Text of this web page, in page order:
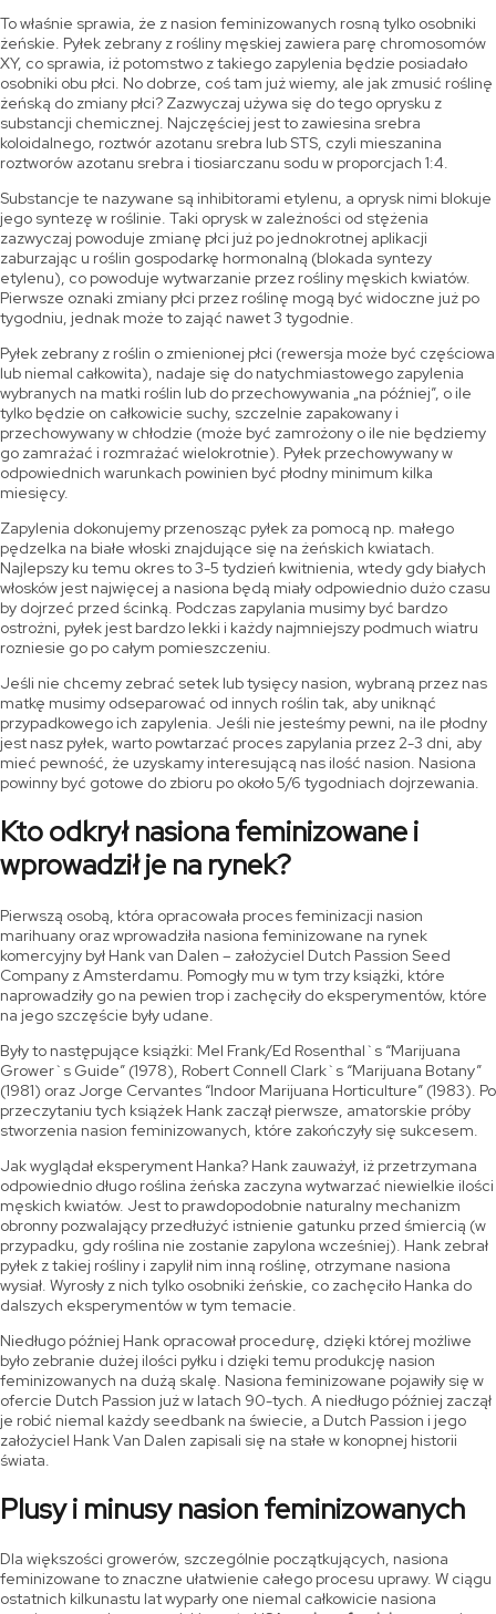
To właśnie sprawia, że z nasion feminizowanych rosną tylko osobniki
żeńskie. Pyłek zebrany z rośliny męskiej zawiera parę chromosomów
XY, co sprawia, iż potomstwo z takiego zapylenia będzie posiadało
osobniki obu płci. No dobrze, coś tam już wiemy, ale jak zmusić roślinę
żeńską do zmiany płci? Zazwyczaj używa się do tego oprysku z
substancji chemicznej. Najczęściej jest to zawiesina srebra
koloidalnego, roztwór azotanu srebra lub STS, czyli mieszanina
roztworów azotanu srebra i tiosiarczanu sodu w proporcjach 1:4.
Substancje te nazywane są inhibitorami etylenu, a oprysk nimi blokuje
jego syntezę w roślinie. Taki oprysk w zależności od stężenia
zazwyczaj powoduje zmianę płci już po jednokrotnej aplikacji
zaburzając u roślin gospodarkę hormonalną (blokada syntezy
etylenu), co powoduje wytwarzanie przez rośliny męskich kwiatów.
Pierwsze oznaki zmiany płci przez roślinę mogą być widoczne już po
tygodniu, jednak może to zająć nawet 3 tygodnie.
Pyłek zebrany z roślin o zmienionej płci (rewersja może być częściowa
lub niemal całkowita), nadaje się do natychmiastowego zapylenia
wybranych na matki roślin lub do przechowywania „na później”, o ile
tylko będzie on całkowicie suchy, szczelnie zapakowany i
przechowywany w chłodzie (może być zamrożony o ile nie będziemy
go zamrażać i rozmrażać wielokrotnie). Pyłek przechowywany w
odpowiednich warunkach powinien być płodny minimum kilka
miesięcy.
Zapylenia dokonujemy przenosząc pyłek za pomocą np. małego
pędzelka na białe włoski znajdujące się na żeńskich kwiatach.
Najlepszy ku temu okres to 3-5 tydzień kwitnienia, wtedy gdy białych
włosków jest najwięcej a nasiona będą miały odpowiednio dużo czasu
by dojrzeć przed ścinką. Podczas zapylania musimy być bardzo
ostrożni, pyłek jest bardzo lekki i każdy najmniejszy podmuch wiatru
rozniesie go po całym pomieszczeniu.
Jeśli nie chcemy zebrać setek lub tysięcy nasion, wybraną przez nas
matkę musimy odseparować od innych roślin tak, aby uniknąć
przypadkowego ich zapylenia. Jeśli nie jesteśmy pewni, na ile płodny
jest nasz pyłek, warto powtarzać proces zapylania przez 2-3 dni, aby
mieć pewność, że uzyskamy interesującą nas ilość nasion. Nasiona
powinny być gotowe do zbioru po około 5/6 tygodniach dojrzewania.
Kto odkrył nasiona feminizowane i
wprowadził je na rynek?
Pierwszą osobą, która opracowała proces feminizacji nasion
marihuany oraz wprowadziła nasiona feminizowane na rynek
komercyjny był Hank van Dalen – założyciel Dutch Passion Seed
Company z Amsterdamu. Pomogły mu w tym trzy książki, które
naprowadziły go na pewien trop i zachęciły do eksperymentów, które
na jego szczęście były udane.
Były to następujące książki: Mel Frank/Ed Rosenthal`s “Marijuana
Grower`s Guide” (1978), Robert Connell Clark`s “Marijuana Botany”
(1981) oraz Jorge Cervantes “Indoor Marijuana Horticulture” (1983). Po
przeczytaniu tych książek Hank zaczął pierwsze, amatorskie próby
stworzenia nasion feminizowanych, które zakończyły się sukcesem.
Jak wyglądał eksperyment Hanka? Hank zauważył, iż przetrzymana
odpowiednio długo roślina żeńska zaczyna wytwarzać niewielkie ilości
męskich kwiatów. Jest to prawdopodobnie naturalny mechanizm
obronny pozwalający przedłużyć istnienie gatunku przed śmiercią (w
przypadku, gdy roślina nie zostanie zapylona wcześniej). Hank zebrał
pyłek z takiej rośliny i zapylił nim inną roślinę, otrzymane nasiona
wysiał. Wyrosły z nich tylko osobniki żeńskie, co zachęciło Hanka do
dalszych eksperymentów w tym temacie.
Niedługo później Hank opracował procedurę, dzięki której możliwe
było zebranie dużej ilości pyłku i dzięki temu produkcję nasion
feminizowanych na dużą skalę. Nasiona feminizowane pojawiły się w
ofercie Dutch Passion już w latach 90-tych. A niedługo później zaczął
je robić niemal każdy seedbank na świecie, a Dutch Passion i jego
założyciel Hank Van Dalen zapisali się na stałe w konopnej historii
świata.
Plusy i minusy nasion feminizowanych
Dla większości growerów, szczególnie początkujących, nasiona
feminizowane to znaczne ułatwienie całego procesu uprawy. W ciągu
ostatnich kilkunastu lat wyparły one niemal całkowicie nasiona